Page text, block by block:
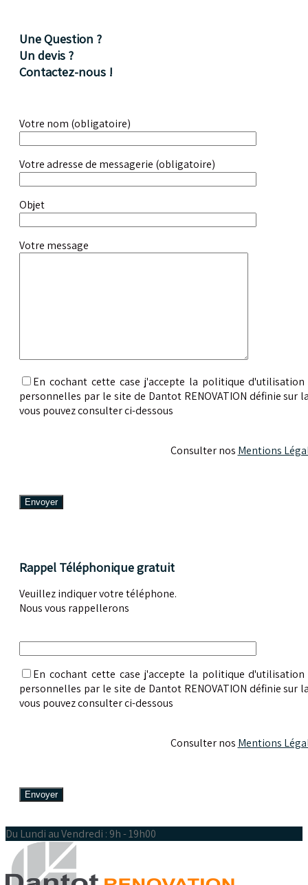
Une Question ?
Un devis ?
Contactez-nous !
Votre nom (obligatoire)
Votre adresse de messagerie (obligatoire)
Objet
Votre message
En cochant cette case j'accepte la politique
personnelles par le site de Dantot RENOVATION définie sur
vous pouvez consulter ci-dessous
Consulter nos Mentions
Rappel Téléphonique gratuit
Veuillez indiquer votre téléphone.
Nous vous rappellerons
En cochant cette case j'accepte la politique
personnelles par le site de Dantot RENOVATION définie sur
vous pouvez consulter ci-dessous
Consulter nos Mentions
Du Lundi au Vendredi : 9h - 19h00